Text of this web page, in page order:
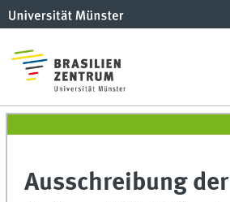
Ausschreibung der